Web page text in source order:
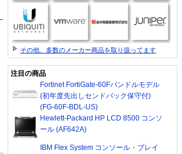
その他、多数のメーカー商品を取り扱ってます
注目の商品
Fortinet FortiGate-60Fバンドルモデル
(初年度先出しセンドバック保守付)
(FG-60F-BDL-US)
Hewlett-Packard HP LCD 8500 コンソ
ール (AF642A)
IBM Flex System コンソール・ブレイ